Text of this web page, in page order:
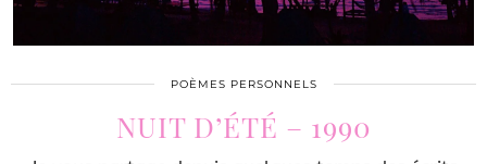
POÈMES PERSONNELS
NUIT D’ÉTÉ – 1990